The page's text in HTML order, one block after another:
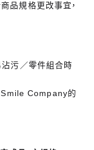
品規格更改事宜，
污／零件組合時
Smile Company的